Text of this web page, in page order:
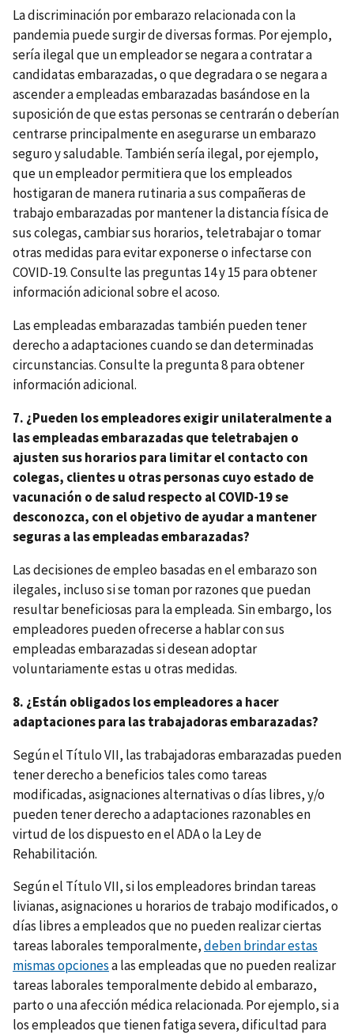
La discriminación por embarazo relacionada con la
pandemia puede surgir de diversas formas. Por ejemplo,
sería ilegal que un empleador se negara a contratar a
candidatas embarazadas, o que degradara o se negara a
ascender a empleadas embarazadas basándose en la
suposición de que estas personas se centrarán o deberían
centrarse principalmente en asegurarse un embarazo
seguro y saludable. También sería ilegal, por ejemplo,
que un empleador permitiera que los empleados
hostigaran de manera rutinaria a sus compañeras de
trabajo embarazadas por mantener la distancia física de
sus colegas, cambiar sus horarios, teletrabajar o tomar
otras medidas para evitar exponerse o infectarse con
COVID-19. Consulte las preguntas 14 y 15 para obtener
información adicional sobre el acoso.
Las empleadas embarazadas también pueden tener
derecho a adaptaciones cuando se dan determinadas
circunstancias. Consulte la pregunta 8 para obtener
información adicional.
7. ¿Pueden los empleadores exigir unilateralmente a
las empleadas embarazadas que teletrabajen o
ajusten sus horarios para limitar el contacto con
colegas, clientes u otras personas cuyo estado de
vacunación o de salud respecto al COVID-19 se
desconozca, con el objetivo de ayudar a mantener
seguras a las empleadas embarazadas?
Las decisiones de empleo basadas en el embarazo son
ilegales, incluso si se toman por razones que puedan
resultar beneficiosas para la empleada. Sin embargo, los
empleadores pueden ofrecerse a hablar con sus
empleadas embarazadas si desean adoptar
voluntariamente estas u otras medidas.
8. ¿Están obligados los empleadores a hacer
adaptaciones para las trabajadoras embarazadas?
Según el Título VII, las trabajadoras embarazadas pueden
tener derecho a beneficios tales como tareas
modificadas, asignaciones alternativas o días libres, y/o
pueden tener derecho a adaptaciones razonables en
virtud de los dispuesto en el ADA o la Ley de
Rehabilitación.
Según el Título VII, si los empleadores brindan tareas
livianas, asignaciones u horarios de trabajo modificados, o
días libres a empleados que no pueden realizar ciertas
tareas laborales temporalmente,deben brindar estas
mismas opcionesa las empleadas que no pueden realizar
tareas laborales temporalmente debido al embarazo,
parto o una afección médica relacionada. Por ejemplo, si a
los empleados que tienen fatiga severa, dificultad para